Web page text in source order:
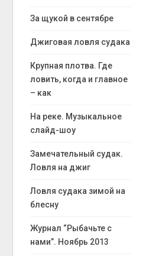
За щукой в сентябре
Джиговая ловля судака
Крупная плотва. Где
ловить, когда и главное
– как
На реке. Музыкальное
слайд-шоу
Замечательный судак.
Ловля на джиг
Ловля судака зимой на
блесну
Журнал “Рыбачьте с
нами”. Ноябрь 2013